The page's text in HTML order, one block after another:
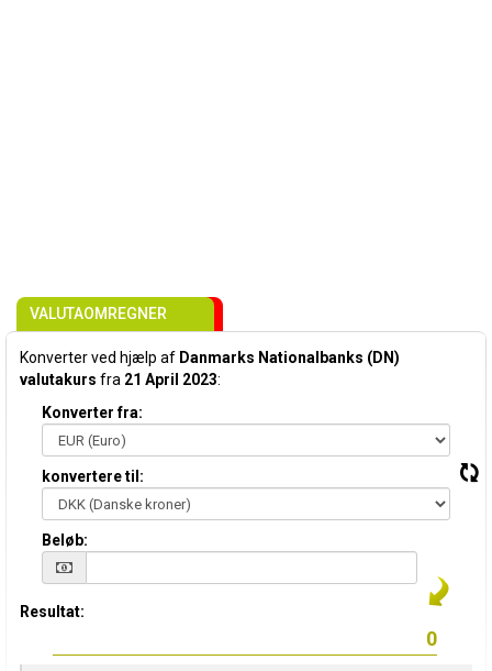
VALUTAOMREGNER
Konverter ved hjælp af Danmarks Nationalbanks (DN)
valutakurs fra 21 April 2023:
Konverter fra:
konvertere til:
Beløb:
Resultat: